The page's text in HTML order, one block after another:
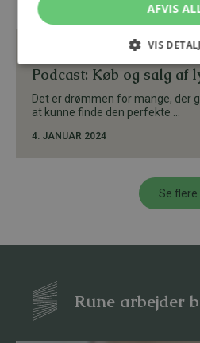
HANDEL MED
Podcast: Køb og salg af
Det er drømmen for mange, der
at kunne finde den perfekte ...
4. JANUAR 2024
Se flere
Rune arbejder
AFVIS
VIS